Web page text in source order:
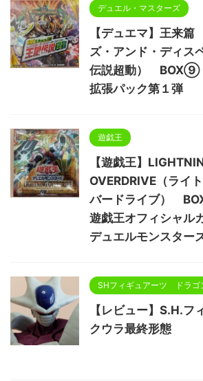
デュエル・マスターズ
【デュエマ】王来
ズ・アンド・ディス
伝説超動）
拡張パック第１弾
遊戯王
【遊戯王】
OVERDRIVE（ライ
バードライブ）
遊戯王オフィシャル
デュエルモンスター
SHフィギュアーツ ドラゴ
【レビュー】S.H.
クウラ最終形態